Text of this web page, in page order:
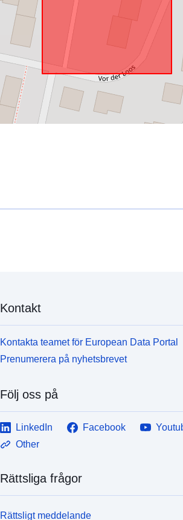
Kontakt
Kontakta teamet för European Data Portal
Prenumerera på nyhetsbrevet
Följ oss på
LinkedIn Facebook
Other
Rättsliga frågor
Rättsligt meddelande